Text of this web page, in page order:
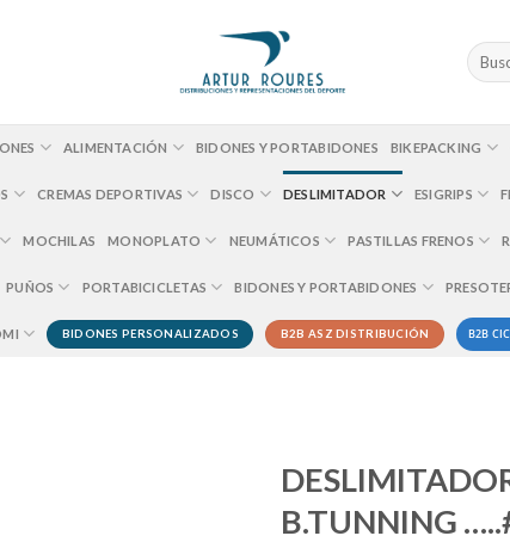
Buscar
por:
ALIMENTACIÓN BIDONES Y PORTABIDONES BIKEPACKING
CREMAS DEPORTIVAS DISCO DESLIMITADOR ESIGRIPS
MOCHILAS MONOPLATO NEUMÁTICOS PASTILLAS FRENOS
PUÑOS PORTABICICLETAS BIDONES Y PORTABIDONES
BIDONES PERSONALIZADOS B2B ASZ DISTRIBUCIÓN B2B
B.TUNNING